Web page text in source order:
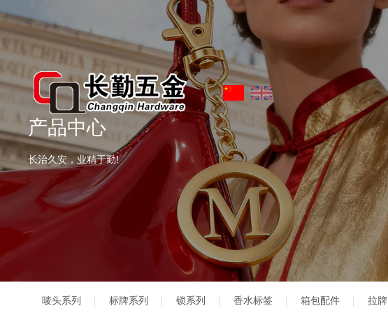
产品中心
长治久安，业精于勤!
唛头系列 标牌系列 锁系列 香水标签 箱包配件 拉牌